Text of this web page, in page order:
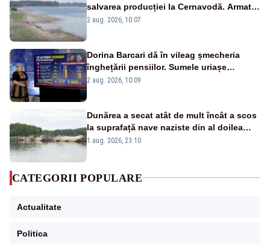
salvarea producției la Cernavodă. Armata
va detona o stâncă și va devia apa
2 aug. 2026, 10:07
Dorina Barcari dă în vileag șmecheria
înghețării pensiilor. Sumele uriașe
pierdute de fiecare român
2 aug. 2026, 10:09
Dunărea a secat atât de mult încât a scos
la suprafață nave naziste din al doilea
război mondial
1 aug. 2026, 23:10
CATEGORII POPULARE
Actualitate
Politica